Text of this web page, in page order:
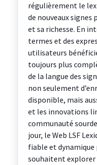
régulièrement le
de nouveaux
et sa richesse. En
termes et des
utilisateurs
toujours plus
de la langue des
non seulement
disponible, mais
et les innovations
communauté
jour, le Web LSF
fiable et dynamique
souhaitent explorer